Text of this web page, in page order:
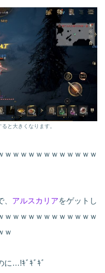
と大きくなります。
ｗｗｗｗｗｗｗｗｗｗｗｗ
、 アルスカリアをゲットし
ｗｗｗｗｗｗｗｗｗｗｗｗ
ｗ
に…!ｷﾞｷﾞｷﾞ